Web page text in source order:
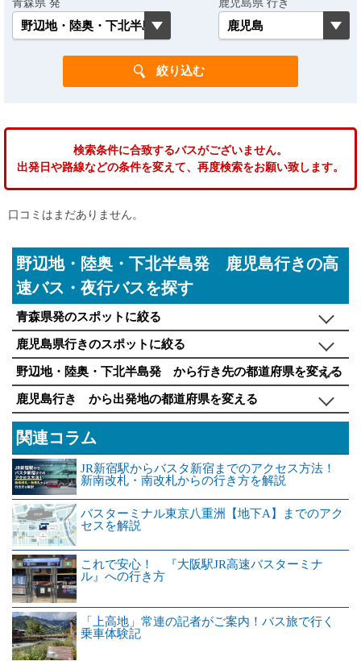
青森県 発 鹿児島県 行き
検索条件に合致するバスがございません。
出発日や路線などの条件を変えて、再度検索をお願い致します。
口コミはまだありません。
野辺地・陸奥・下北半島発 鹿児島行きの高
速バス・夜行バスを探す
青森県発のスポットに絞る
鹿児島県行きのスポットに絞る
野辺地・陸奥・下北半島発 から行き先の都道府県を変える
鹿児島行き から出発地の都道府県を変える
関連コラム
JR新宿駅からバスタ新宿までのアクセス方法！
新南改札・南改札からの行き方を解説
バスターミナル東京八重洲【地下A】までのアク
セスを解説
これで安心！ 『大阪駅JR高速バスターミナ
ル』への行き方
「上高地」常連の記者がご案内！バス旅で行く
乗車体験記